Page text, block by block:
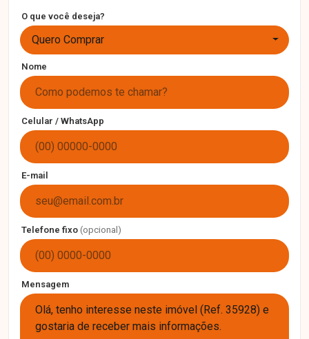
O que você deseja?
Quero Comprar
Nome
Celular / WhatsApp
E-mail
Telefone fixo (opcional)
Mensagem